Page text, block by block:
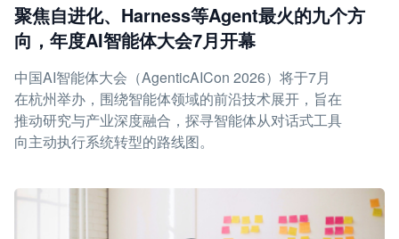
聚焦自进化、Harness等Agent最火的九个方
向，年度AI智能体大会7月开幕
中国AI智能体大会（AgenticAICon 2026）将于7月
在杭州举办，围绕智能体领域的前沿技术展开，旨在
推动研究与产业深度融合，探寻智能体从对话式工具
向主动执行系统转型的路线图。